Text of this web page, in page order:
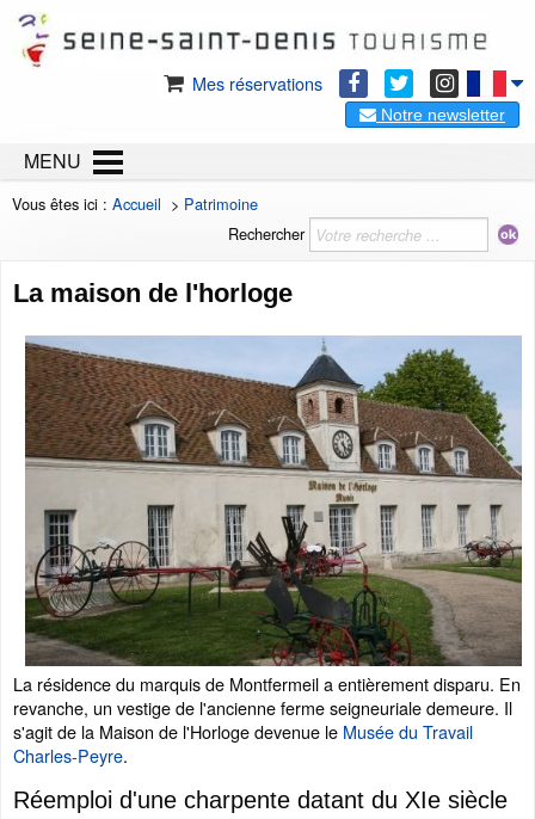
Mes réservations
Notre newsletter
MENU
Vous êtes ici : Accueil > Patrimoine
Rechercher
La maison de l'horloge
La résidence du marquis de Montfermeil a entièrement disparu. En
revanche, un vestige de l'ancienne ferme seigneuriale demeure. Il
s'agit de la Maison de l'Horloge devenue le Musée du Travail
Charles-Peyre.
Réemploi d'une charpente datant du XIe siècle